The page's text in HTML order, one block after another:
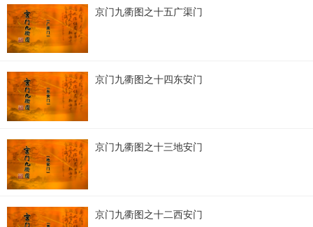
京门九衢图之十五广渠门
京门九衢图之十四东安门
京门九衢图之十三地安门
京门九衢图之十二西安门